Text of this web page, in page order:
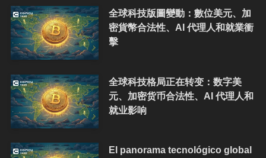
全球科技版圖變動：數位美元、加
密貨幣合法性、AI 代理人和就業衝
擊
全球科技格局正在转变：数字美
元、加密货币合法性、AI 代理人和
就业影响
El panorama tecnológico global